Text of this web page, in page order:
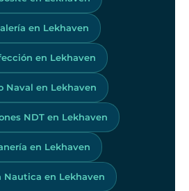
en Lekhaven
en Lekhaven
Naval en Lekhaven
NDT en Lekhaven
en Lekhaven
Nautica en Lekhaven